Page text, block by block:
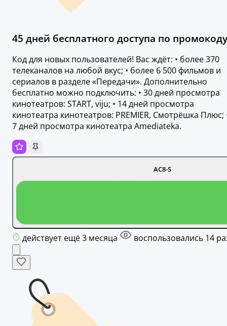
45 дней бесплатного доступа по
Код для новых пользователей! Вас ждёт: • более 370
телеканалов на любой вкус; • более 6 500 фильмов и
сериалов в разделе «Передачи». Дополнительно
бесплатно можно подключить: • 30 дней просмотра
кинотеатров: START, viju; • 14 дней просмотра
кинотеатра кинотеатров: PREMIER, Смотрёшка Плюс;
7 дней просмотра кинотеатра Amediateka.
AC8-S
действует ещё 3 месяца воспользовались 14